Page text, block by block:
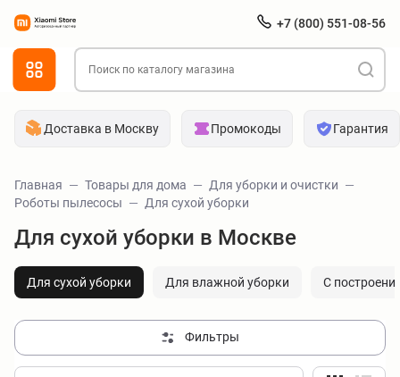
+7 (800) 551-08-56
Доставка в Москву Промокоды Гарантия
Главная Товары для дома
Для уборки и очистки
Роботы пылесосы
Для сухой уборки
Для сухой уборки в Москве
Для сухой уборки Для влажной уборки С
Фильтры